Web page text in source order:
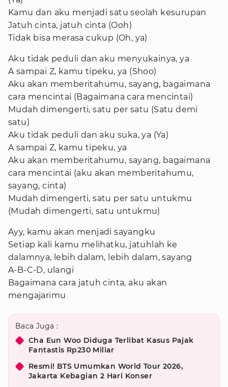
Kamu dan aku menjadi satu seolah kesurupan
Jatuh cinta, jatuh cinta (Ooh)
Tidak bisa merasa cukup (Oh, ya)
Aku tidak peduli dan aku menyukainya, ya
A sampai Z, kamu tipeku, ya (Shoo)
Aku akan memberitahumu, sayang, bagaimana
cara mencintai (Bagaimana cara mencintai)
Mudah dimengerti, satu per satu (Satu demi
satu)
Aku tidak peduli dan aku suka, ya (Ya)
A sampai Z, kamu tipeku, ya
Aku akan memberitahumu, sayang, bagaimana
cara mencintai (aku akan memberitahumu,
sayang, cinta)
Mudah dimengerti, satu per satu untukmu
(Mudah dimengerti, satu untukmu)
Ayy, kamu akan menjadi sayangku
Setiap kali kamu melihatku, jatuhlah ke
dalamnya, lebih dalam, lebih dalam, sayang
A-B-C-D, ulangi
Bagaimana cara jatuh cinta, aku akan
mengajarimu
Baca Juga :
Cha Eun Woo Diduga Terlibat Kasus Pajak
Fantastis Rp230 Miliar
Resmi! BTS Umumkan World Tour 2026,
Jakarta Kebagian 2 Hari Konser